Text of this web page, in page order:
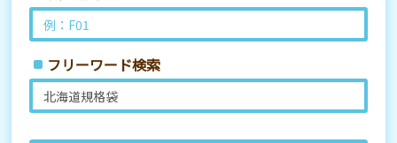
フリーワード検索